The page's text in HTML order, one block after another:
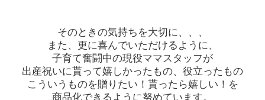
そのときの気持ちを大切に、、、
また、更に喜んでいただけるように、
子育て奮闘中の現役ママスタッフが
出産祝いに貰って嬉しかったもの、役立ったもの
こういうものを贈りたい！貰ったら嬉しい！を
商品化できるように努めています。